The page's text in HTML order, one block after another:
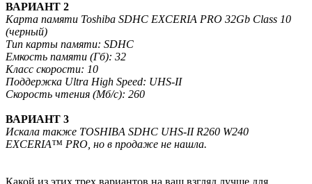
ВАРИАНТ 2
Карта памяти Toshiba SDHC EXCERIA PRO 32Gb Class 10
(черный)
Тип карты памяти: SDHC
Емкость памяти (Гб): 32
Класс скорости: 10
Поддержка Ultra High Speed: UHS-II
Скорость чтения (Мб/с): 260
ВАРИАНТ 3
Искала также TOSHIBA SDHC UHS-II R260 W240
EXCERIA™ PRO, но в продаже не нашла.